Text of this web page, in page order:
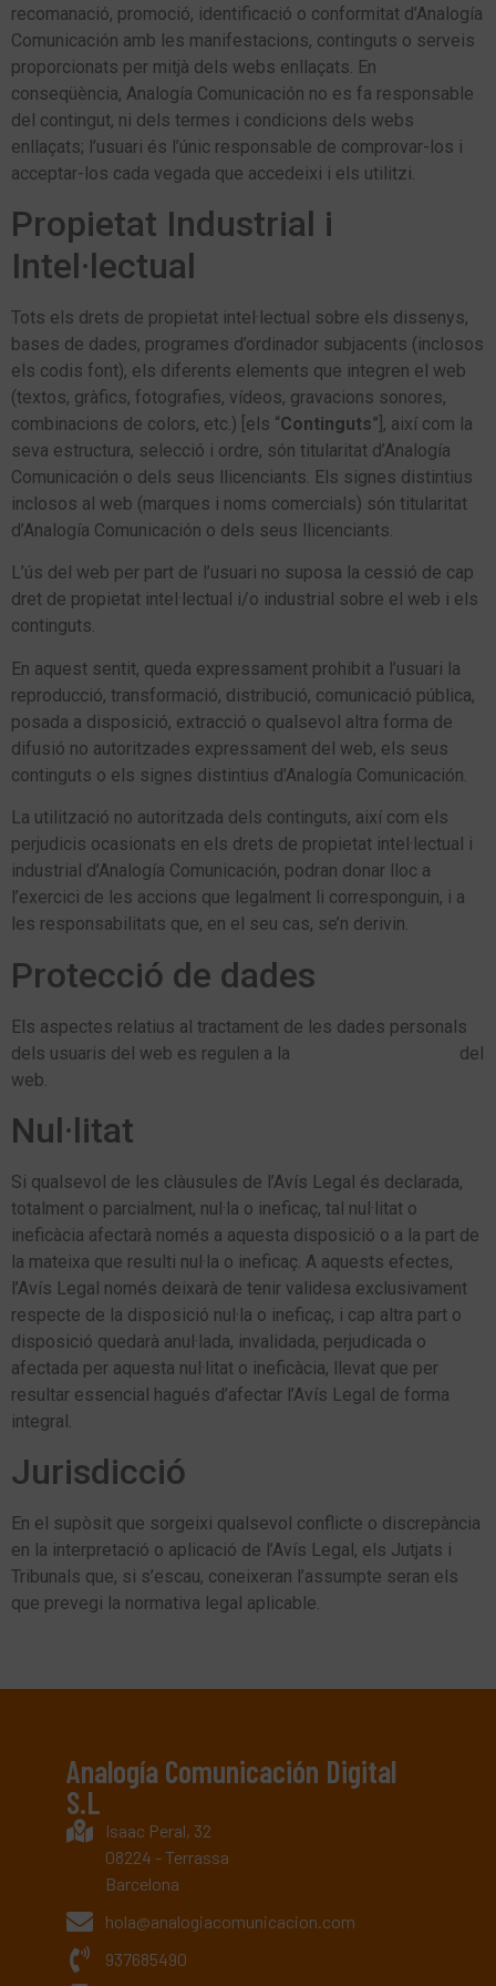
recomanació, promoció, identificació o conformitat d’Analogía
Comunicación amb les manifestacions, continguts o serveis
proporcionats per mitjà dels webs enllaçats. En
conseqüència, Analogía Comunicación no es fa responsable
del contingut, ni dels termes i condicions dels webs
enllaçats; l’usuari és l’únic responsable de comprovar-los i
acceptar-los cada vegada que accedeixi i els utilitzi.
Propietat Industrial i
Intel·lectual
Tots els drets de propietat intel·lectual sobre els dissenys,
bases de dades, programes d’ordinador subjacents (inclosos
els codis font), els diferents elements que integren el web
(textos, gràfics, fotografies, vídeos, gravacions sonores,
combinacions de colors, etc.) [els “Continguts”], així com la
seva estructura, selecció i ordre, són titularitat d’Analogía
Comunicación o dels seus llicenciants. Els signes distintius
inclosos al web (marques i noms comercials) són titularitat
d’Analogía Comunicación o dels seus llicenciants.
L’ús del web per part de l’usuari no suposa la cessió de cap
dret de propietat intel·lectual i/o industrial sobre el web i els
continguts.
En aquest sentit, queda expressament prohibit a l’usuari la
reproducció, transformació, distribució, comunicació pública,
posada a disposició, extracció o qualsevol altra forma de
difusió no autoritzades expressament del web, els seus
continguts o els signes distintius d’Analogía Comunicación.
La utilització no autoritzada dels continguts, així com els
perjudicis ocasionats en els drets de propietat intel·lectual i
industrial d’Analogía Comunicación, podran donar lloc a
l’exercici de les accions que legalment li corresponguin, i a
les responsabilitats que, en el seu cas, se’n derivin.
Protecció de dades
Els aspectes relatius al tractament de les dades personals
dels usuaris del web es regulen a la
del
web.
Nul·litat
Si qualsevol de les clàusules de l’Avís Legal és declarada,
totalment o parcialment, nul·la o ineficaç, tal nul·litat o
ineficàcia afectarà només a aquesta disposició o a la part de
la mateixa que resulti nul·la o ineficaç. A aquests efectes,
l’Avís Legal només deixarà de tenir validesa exclusivament
respecte de la disposició nul·la o ineficaç, i cap altra part o
disposició quedarà anul·lada, invalidada, perjudicada o
afectada per aquesta nul·litat o ineficàcia, llevat que per
resultar essencial hagués d’afectar l’Avís Legal de forma
integral.
Jurisdicció
En el supòsit que sorgeixi qualsevol conflicte o discrepància
en la interpretació o aplicació de l’Avís Legal, els Jutjats i
Tribunals que, si s’escau, coneixeran l’assumpte seran els
que prevegi la normativa legal aplicable.
Analogía Comunicación Digital
S.L
Isaac Peral, 32
08224 - Terrassa
Barcelona
hola@analogiacomunicacion.com
937685490